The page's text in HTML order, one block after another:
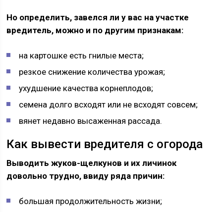
Но определить, завелся ли у вас на участке
вредитель, можно и по другим признакам:
на картошке есть гнилые места;
резкое снижение количества урожая;
ухудшение качества корнеплодов;
семена долго всходят или не всходят совсем;
вянет недавно высаженная рассада.
Как вывести вредителя с огорода
Выводить жуков-щелкунов и их личинок
довольно трудно, ввиду ряда причин:
большая продолжительность жизни;